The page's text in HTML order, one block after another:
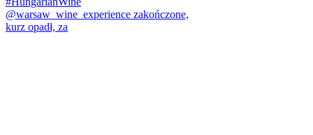
@warsaw_wine_experience zakończone,
kurz opadł, za